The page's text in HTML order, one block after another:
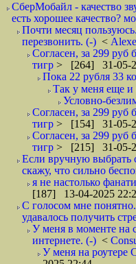
СберМобайл - качество
есть хорошее качество?
Почти месяц
перезвонить. (-) <
Согласен, за 299
тигр > [264] 31-05-
Пока 22 рубля 33
Так у меня еще и
Условно-
Согласен, за 299
тигр > [154] 31-05-
Согласен, за 299
тигр > [215] 31-05-
Если вручную выбрать
скажу, что сильно
я не настолько
[187] 13-04-2025
С голосом мне
удавалось получить
У меня в моменте на
интернете. (-) <
У меня на роутере